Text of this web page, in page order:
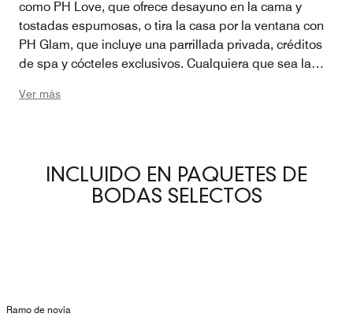
como PH Love, que ofrece desayuno en la cama y
tostadas espumosas, o tira la casa por la ventana con
PH Glam, que incluye una parrillada privada, créditos
de spa y cócteles exclusivos. Cualquiera que sea la
como la realeza de Hollywood desde la escena inicial
Ver más
INCLUIDO EN PAQUETES DE
BODAS SELECTOS
Ramo de novia